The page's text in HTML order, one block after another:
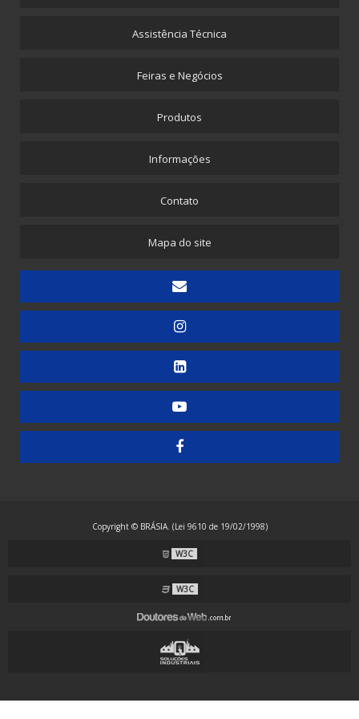
Máquina para Propé Plástico com Elástico
Picotadeira - Saco Picotado em Rolo
Embaladora de Canudinhos - 1 unidade
Embaladora de Canudinhos - Até 200 unidades
Embaladora de Canudinhos Corrugados em Kit Destacável
Embaladora de Doces
Embaladora de Guardanapos - Automática
Embaladora de Guardanapos - Manual
Embaladora de Resma - Grandes Formatos
Embaladora Envelopadora Stretch
Embaladora Flow Pack - Grande Porte
Embaladora Flow Pack - Standard
Embaladora Flow Pack com Alimentação Automática
Embaladora Flow Pack para Guardanapos
Assistência Técnica
Feiras e Negócios
Produtos
Informações
Contato
Mapa do site
Copyright © BRÁSIA. (Lei 9610 de 19/02/1998)
W3C
W3C